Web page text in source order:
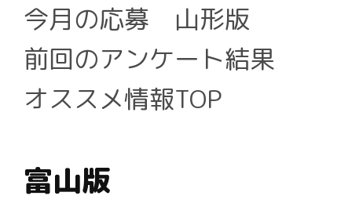
今月の応募 山形版
前回のアンケート結果
オススメ情報TOP
富山版